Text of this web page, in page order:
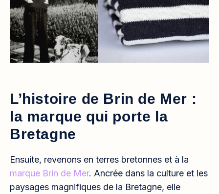
L’histoire de Brin de Mer :
la marque qui porte la
Bretagne
Ensuite, revenons en terres bretonnes et à la
marque Brin de Mer. Ancrée dans la culture et les
paysages magnifiques de la Bretagne, elle